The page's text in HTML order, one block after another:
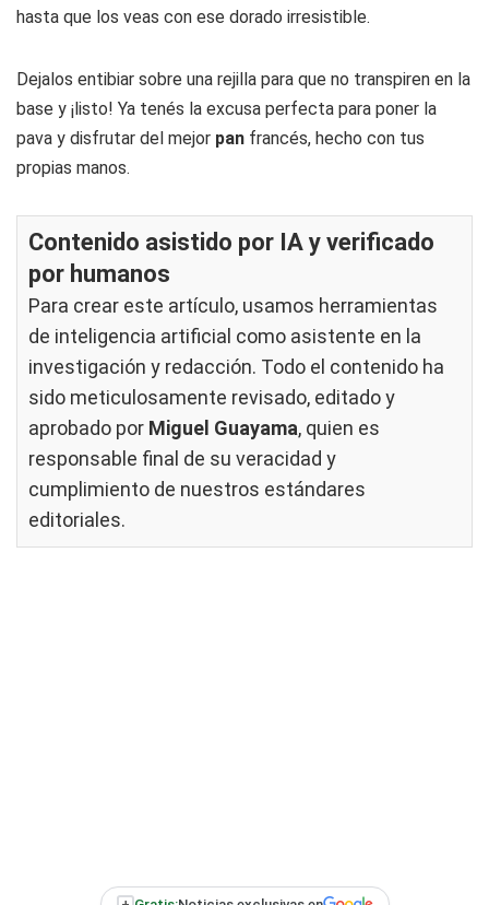
hasta que los veas con ese dorado irresistible.
Dejalos entibiar sobre una rejilla para que no transpiren en la
base y ¡listo! Ya tenés la excusa perfecta para poner la
pava y disfrutar del mejor pan francés, hecho con tus
propias manos.
Contenido asistido por IA y verificado
por humanos
Para crear este artículo, usamos herramientas
de inteligencia artificial como asistente en la
investigación y redacción. Todo el contenido ha
sido meticulosamente revisado, editado y
aprobado por Miguel Guayama, quien es
responsable final de su veracidad y
cumplimiento de nuestros estándares
editoriales.